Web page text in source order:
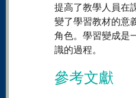
提高了教學人員在
變了學習教材的意
角色。學習變成是
識的過程。
參考文獻